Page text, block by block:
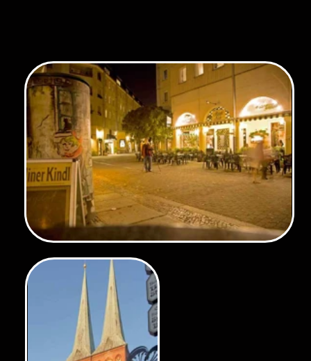
Nikolaiviertel vom 5. Stock der Infobox des Humboldt Forums aus gesehen (März 2014)
Den 2. Weltkrieg und der Abrisswut der alten Männer in Ostberlin haben
nur wenige Bürgerhäuser des 18. Jhd. überlebt.
Ermelerhaus im Nikolaiviertel an der Spree
Das Haus hat eine bewegte Geschichte. 1760 wechselte es den Besitzer.
Friedrich Wilhelm Diterichs (1702-1782) baute es grundlegend um. Ab
1762 bekam es eine Barockfassade und 1804 wurde die wieder gegen
eine klassizistische umgebaut. Sie bekam Zinnvasen auf der Attika und
statt eines Steildaches ein Mansardendach.
Der Tabakhändler W. F. Ermeler nutzte es als
Trockenboden für seinen Tabak. Er erwarb das
Haus 1824 und es blieb im Familienbesitz bis
1914. Das Haus wurde an die Stadt verkauft
mit einer Auflage: Es durfte bis 1965 im
Inneren nicht verändert werden.
hier ein. 1945 die Ratsbibliothek und das
Gebäude von Wert, das erhalten geblieben
war. Die Anschrift war Breite Str. 11
1968/69 wurde es abgerissen und am
Märkischen Ufer 10 so originalgetreu wie
möglich wieder aufgebaut.